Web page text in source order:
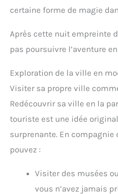
certaine forme de magie
Après cette nuit empreinte
pas poursuivre l’aventure
Exploration de la ville en
Visiter sa propre ville
Redécouvrir sa ville en la
touriste est une idée
surprenante. En compagnie
pouvez :
Visiter des musées
vous n’avez jamais